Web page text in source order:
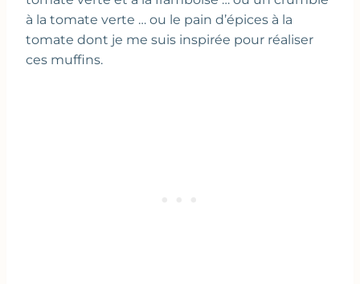
à la tomate verte … ou le pain d’épices à la
tomate dont je me suis inspirée pour réaliser
ces muffins.